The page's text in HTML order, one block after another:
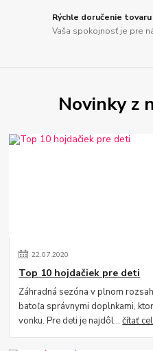
Rýchle doručenie tovaru
Vaša spokojnosť je pre
Novinky z
22.07.2020
Top 10 hojdačiek pre deti
Záhradná sezóna v plnom
batoľa správnymi doplnkami,
vonku. Pre deti je najdôl...čítať